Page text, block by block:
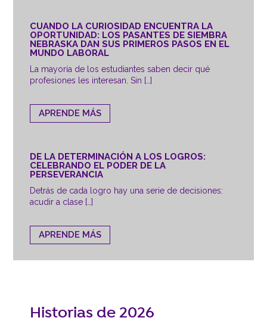
CUANDO LA CURIOSIDAD ENCUENTRA LA
OPORTUNIDAD: LOS PASANTES DE SIEMBRA
NEBRASKA DAN SUS PRIMEROS PASOS EN EL
MUNDO LABORAL
La mayoría de los estudiantes saben decir qué
profesiones les interesan. Sin […]
APRENDE MÁS
DE LA DETERMINACIÓN A LOS LOGROS:
CELEBRANDO EL PODER DE LA
PERSEVERANCIA
Detrás de cada logro hay una serie de decisiones:
acudir a clase […]
APRENDE MÁS
Historias de 2026